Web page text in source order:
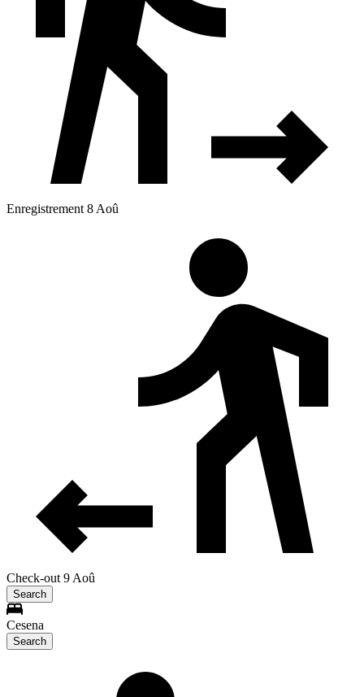
Enregistrement 8 Aoû
Check-out 9 Aoû
Search
Cesena
Search